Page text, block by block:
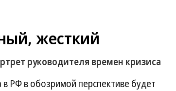
жесткий
руководителя времен кризиса
РФ в обозримой перспективе будет